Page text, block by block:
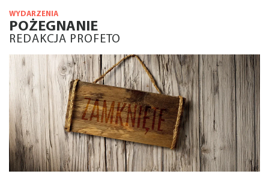
WYDARZENIA
POŻEGNANIE
REDAKCJA PROFETO